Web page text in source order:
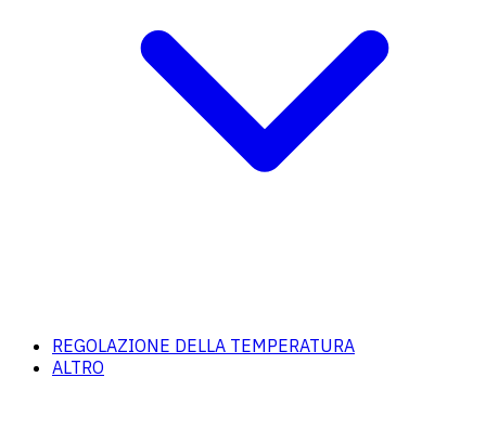
REGOLAZIONE DELLA TEMPERATURA
ALTRO